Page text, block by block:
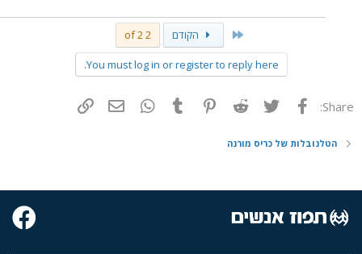
First הקודם 2 of 2
You must log in or register to reply here.
Share: פייסבוק Twitter
Reddit
Pinterest
Tumblr
WhatsAppדואר אלקטרוני
הטלנובלות של כריס מורנה